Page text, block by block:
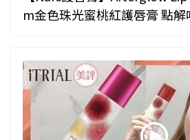
m金色珠光蜜桃紅護唇膏 點解